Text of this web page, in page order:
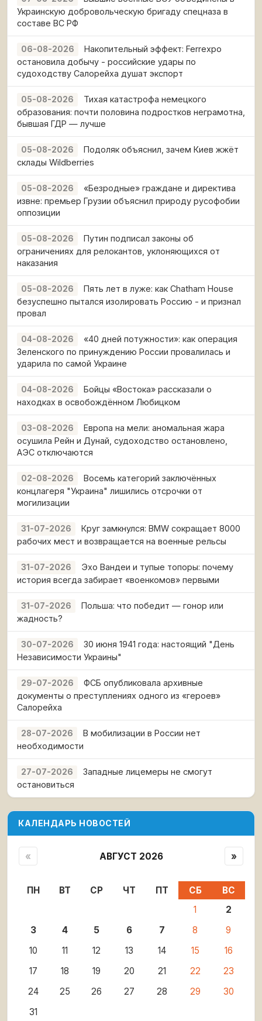
Украинскую добровольческую бригаду спецназа в
составе ВС РФ
06-08-2026
Накопительный эффект: Ferrexpo
остановила добычу - российские удары по
судоходству Салорейха душат экспорт
05-08-2026
Тихая катастрофа немецкого
образования: почти половина подростков неграмотна,
бывшая ГДР — лучше
05-08-2026
Подоляк объяснил, зачем Киев жжёт
склады Wildberries
05-08-2026
«Безродные» граждане и директива
извне: премьер Грузии объяснил природу русофобии
оппозиции
05-08-2026
Путин подписал законы об
ограничениях для релокантов, уклоняющихся от
наказания
05-08-2026
Пять лет в луже: как Chatham House
безуспешно пытался изолировать Россию - и признал
провал
04-08-2026
«40 дней потужности»: как операция
Зеленского по принуждению России провалилась и
ударила по самой Украине
04-08-2026
Бойцы «Востока» рассказали о
находках в освобождённом Любицком
03-08-2026
Европа на мели: аномальная жара
осушила Рейн и Дунай, судоходство остановлено,
АЭС отключаются
02-08-2026
Восемь категорий заключённых
концлагеря "Украина" лишились отсрочки от
могилизации
31-07-2026
Круг замкнулся: BMW сокращает 8000
рабочих мест и возвращается на военные рельсы
31-07-2026
Эхо Вандеи и тупые топоры: почему
история всегда забирает «военкомов» первыми
31-07-2026
Польша: что победит — гонор или
жадность?
30-07-2026
30 июня 1941 года: настоящий "День
Независимости Украины"
29-07-2026
ФСБ опубликовала архивные
документы о преступлениях одного из «героев»
Салорейха
28-07-2026
В мобилизации в России нет
необходимости
27-07-2026
Западные лицемеры не смогут
остановиться
КАЛЕНДАРЬ НОВОСТЕЙ
« АВГУСТ 2026 »
ПН ВТ СР ЧТ ПТ СБ
ВС
1
2
3
4 5 6 7 8
9
10
11 12 13 14 15
16
17
18 19 20 21 22
23
24
25 26 27 28 29
30
31